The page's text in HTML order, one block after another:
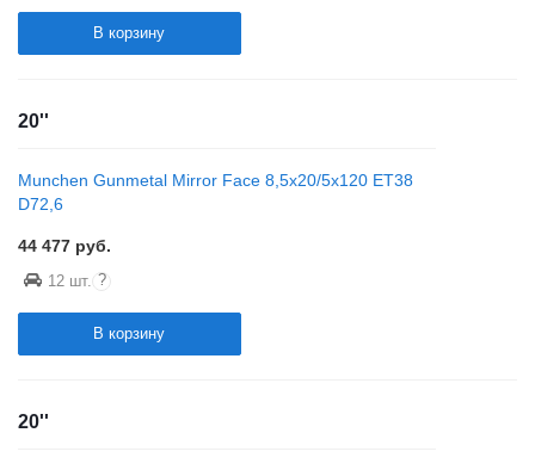
В корзину
20''
Munchen Gunmetal Mirror Face 8,5x20/5x120 ET38
D72,6
44 477 руб.
12 шт. ?
В корзину
20''